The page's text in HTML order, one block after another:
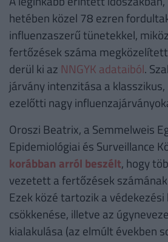
hetében közel 78 ezren
influenzaszerű tünetekkel,
fertőzések száma
derül ki az NNGYK adataiból.
járvány intenzitása a
ezelőtti nagy
Oroszi Beatrix, a Semmelweis
Epidemiológiai és Surveillance
korábban arról beszélt, hogy
vezetett a fertőzések
Ezek közé tartozik a
csökkenése, illetve az
kialakulása (az elmúlt években